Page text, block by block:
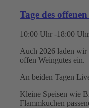
Tage des
10:00 Uhr -18:00
Auch 2026 laden wir
offen Weingutes ein.
An beiden Tagen
Kleine Speisen wie
Flammkuchen